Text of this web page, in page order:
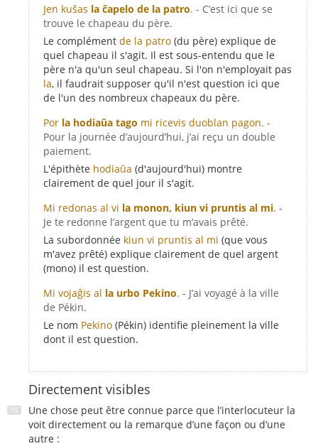
Jen kuŝas la ĉapelo de la patro. - C’est ici que se
trouve le chapeau du père.
Le complément de la patro (du père) explique de
quel chapeau il s'agit. Il est sous-entendu que le
père n'a qu'un seul chapeau. Si l'on n'employait pas
la, il faudrait supposer qu'il n'est question ici que
de l'un des nombreux chapeaux du père.
Por la hodiaŭa tago mi ricevis duoblan pagon. -
Pour la journée d’aujourd’hui, j’ai reçu un double
paiement.
L'épithète hodiaŭa (d'aujourd'hui) montre
clairement de quel jour il s'agit.
Mi redonas al vi la monon, kiun vi pruntis al mi. -
Je te redonne l’argent que tu m’avais prêté.
La subordonnée kiun vi pruntis al mi (que vous
m'avez prêté) explique clairement de quel argent
(mono) il est question.
Mi vojaĝis al la urbo Pekino. - J’ai voyagé à la ville
de Pékin.
Le nom Pekino (Pékin) identifie pleinement la ville
dont il est question.
Directement visibles
Une chose peut être connue parce que l’interlocuteur la
voit directement ou la remarque d’une façon ou d’une
autre :